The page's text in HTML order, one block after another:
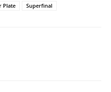
Plate Superfinal